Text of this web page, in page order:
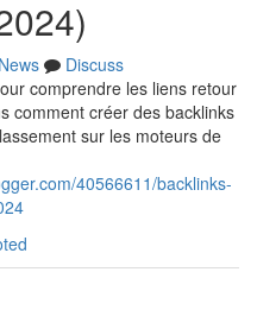
News
Discuss
comprendre les liens retour
comment créer des backlinks
sur les moteurs de
40566611/backlinks-